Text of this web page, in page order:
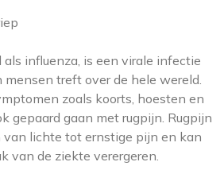
als influenza, is een virale infectie
mensen treft over de hele wereld.
zoals koorts, hoesten en
gepaard gaan met rugpijn. Rugpijn
van lichte tot ernstige pijn en kan
van de ziekte verergeren.